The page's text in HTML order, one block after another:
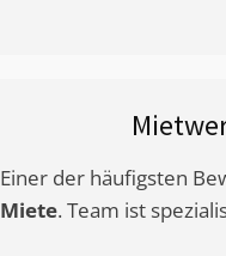
Einer der häufigsten
Miete. Team ist